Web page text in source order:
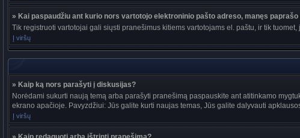
» Kai paspaudžiu ant kurio nors vartotojo elektroninio pašto adreso, manęs
Tik registruoti vartotojai gali siųsti pranešimus kitiems vartotojams el. paštu, ir tik
Į viršų
» Kaip ką nors parašyti į diskusijas?
Norėdami sukurti naują temą arba parašyti pranešimą paspauskite ant atitinkamo
ekrano apačioje. Pavyzdžiui: Jūs galite kurti naujas temas, Jūs galite dalyvauti
Į viršų